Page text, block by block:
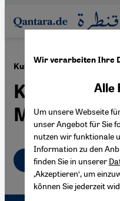
Direkt zum Inhalt springen
Kulturdialog ·28.01.2010
Keine
Monologe!
Deutsch
Wir verarbeiten Ihre
Alle
Um unsere Webseite
unser Angebot für Sie
nutzen wir funktionale
Information zu den
finden Sie in unserer
‚Akzeptieren‘, um
können Sie jederzeit